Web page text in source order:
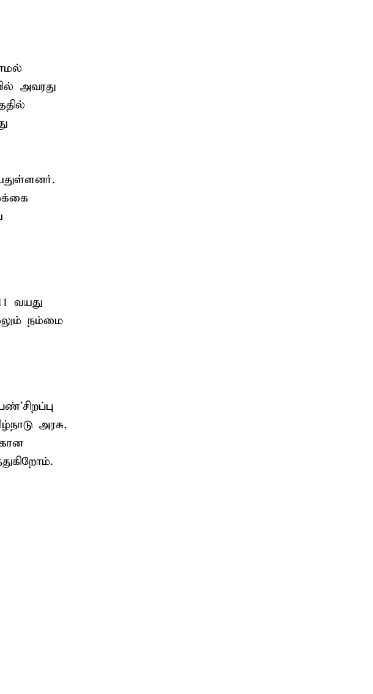
அவரது
வயது
நம்மை
அரசு,